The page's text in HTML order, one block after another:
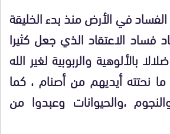
في الأرض منذ بدء الخليقة
فساد الاعتقاد الذي جعل كثيرا
بالألوهية والربوبية لغير الله
نحتته أيديهم من أصنام ، كما
،والحيوانات وعبدوا من